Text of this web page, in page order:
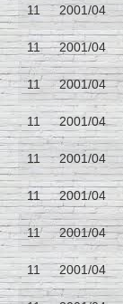
11 2001/04
11 2001/04
11 2001/04
11 2001/04
11 2001/04
11 2001/04
11 2001/04
11 2001/04